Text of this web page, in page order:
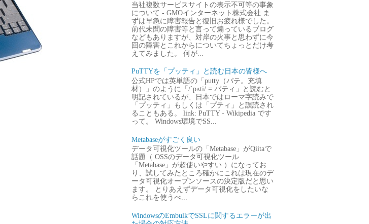
当社複数サービスサイトの表示不可等の事象
について - GMOインターネット株式会社 ま
ずは早急に障害報告と復旧お疲れ様でした。
前代未聞の障害等と言って煽っているブログ
などもありますが、対岸の火事と思わずに今
回の障害とこれからについてちょっとだけ考
えてみました。 何が...
PuTTYを「プッティ」と読む日本の皆様へ
公式HPでは英単語の「putty（パテ。充填
材）」のように「/ˈpʌti/ = パティ」と読むと
明記されているが、日本ではローマ字読みで
「プッティ」もしくは「プティ」と誤読され
ることもある。 link: PuTTY - Wikipedia です
って。 Windows環境でSS...
Metabaseがすごく良い
データ可視化ツールの「Metabase」がQiitaで
話題（ OSSのデータ可視化ツール
「Metabase」が超使いやすい ）になってお
り、試してみたところ確かにこれは現在のデ
ータ可視化オープンソースの決定版だと思い
ます。 とりあえずデータ可視化をしたいな
らこれを使うべ...
WindowsのEmbulkでSSLに関するエラーが出